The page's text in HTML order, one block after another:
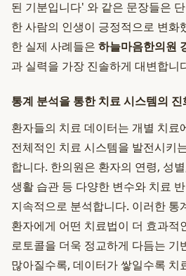
된 기분입니다' 와 같은 문장들은
한 사람의 인생이 긍정적으로 변화
한 실제 사례들은 하늘마음한의원
과 실력을 가장 진솔하게 대변합니
통계 분석을 통한 치료 시스템의 진
환자들의 치료 데이터는 개별 치료
전체적인 치료 시스템을 발전시키
합니다. 한의원은 환자의 연령, 성
생활 습관 등 다양한 변수와 치료
지속적으로 분석합니다. 이러한 통
환자에게 어떤 치료법이 더 효과적
로토콜을 더욱 정교하게 다듬는 기
많아질수록, 데이터가 쌓일수록 치